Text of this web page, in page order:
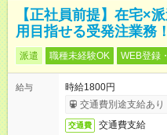
【正社員前提】在宅×
用目指せる受発注業務！
派遣 職種未経験OK WEB登録
給与
時給1800円
交通費別途支給あり
交通費 交通費支給